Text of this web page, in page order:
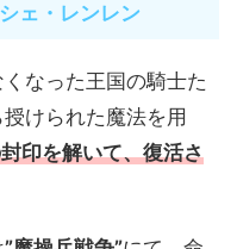
ェ・レンレン
なった王国の騎士た
けられた魔法を用
印を解いて、復活さ